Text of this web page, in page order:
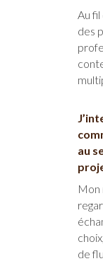
Au
des
au
Mon
de